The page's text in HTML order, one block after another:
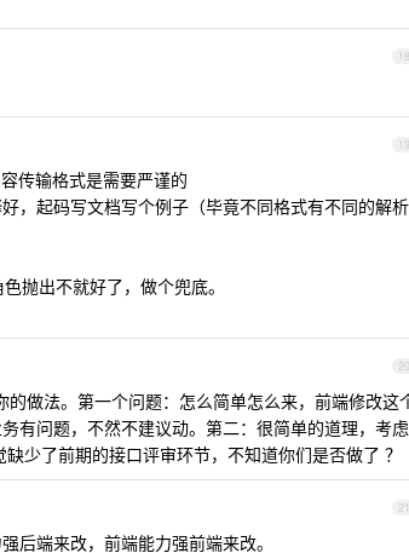
18
19
传输格式是需要严谨的
，起码写文档写个例子（毕竟不同格式有不同的解析
抛出不就好了，做个兜底。
20
做法。第一个问题：怎么简单怎么来，前端修改这
有问题，不然不建议动。第二：很简单的道理，考虑
少了前期的接口评审环节，不知道你们是否做了 ？
21
后端来改，前端能力强前端来改。